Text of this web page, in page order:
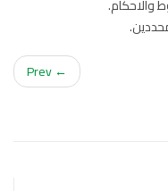
والاحكام.
← Prev